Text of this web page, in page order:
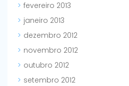
fevereiro 2013
janeiro 2013
dezembro 2012
novembro 2012
outubro 2012
setembro 2012